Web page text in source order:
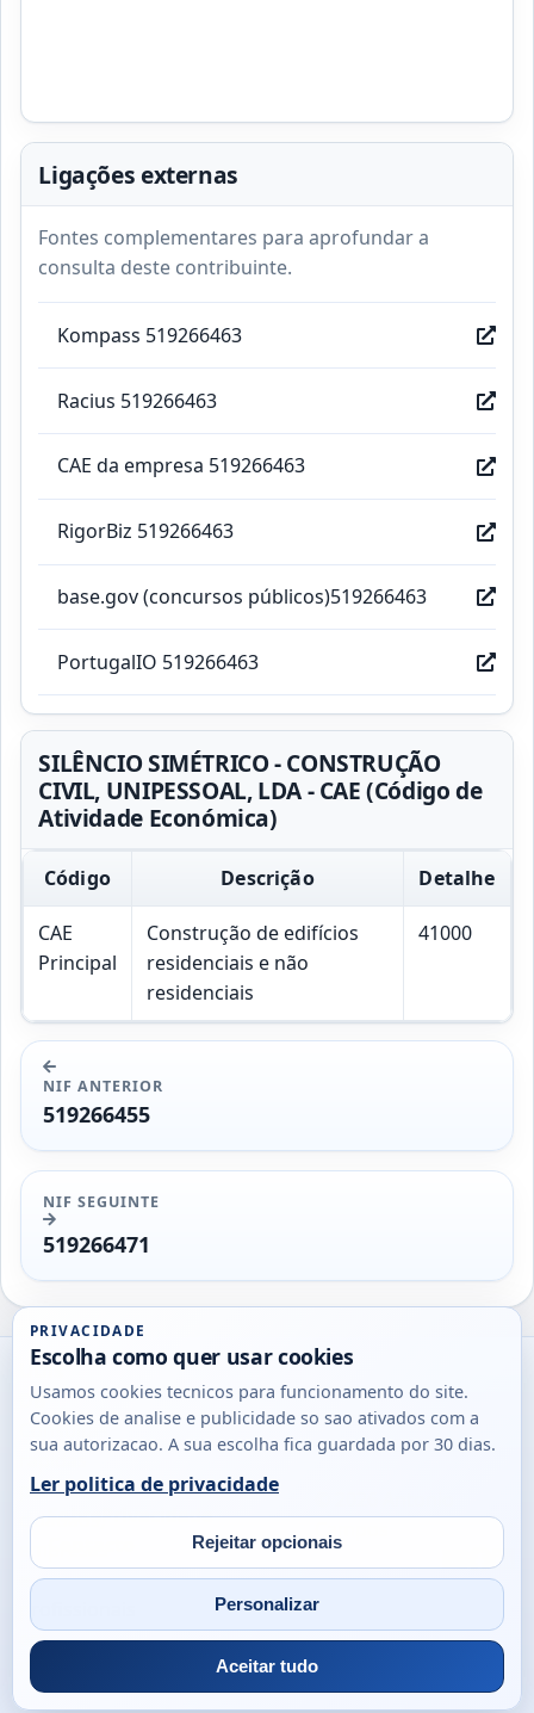
Ligações externas
Fontes complementares para aprofundar a
consulta deste contribuinte.
Kompass 519266463
Racius 519266463
CAE da empresa 519266463
RigorBiz 519266463
base.gov (concursos públicos)519266463
PortugalIO 519266463
SILÊNCIO SIMÉTRICO - CONSTRUÇÃO
CIVIL, UNIPESSOAL, LDA - CAE (Código de
Atividade Económica)
Código Descrição Detalhe
CAE
Principal
Construção de edifícios
residenciais e não
residenciais
41000
NIF ANTERIOR
519266455
NIF SEGUINTE
519266471
Utils
DB
Consultas
para
cidadaos,
em
SobrePrivacidade
Campos
Email
PRIVACIDADE
Escolha como quer usar cookies
Usamos cookies tecnicos para funcionamento do site.
Cookies de analise e publicidade so sao ativados com a
sua autorizacao. A sua escolha fica guardada por 30 dias.
Ler politica de privacidade
Rejeitar opcionais
Personalizar
Aceitar tudo